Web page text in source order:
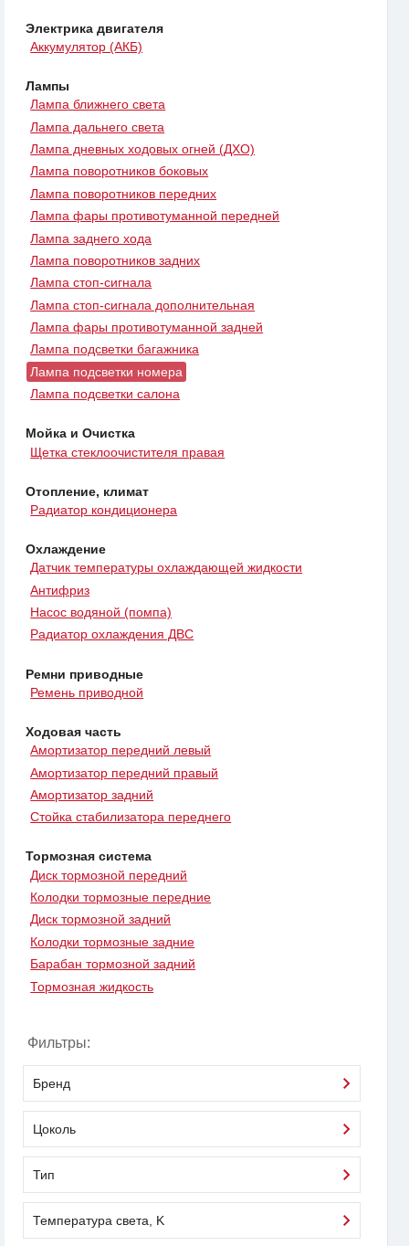
Электрика двигателя
Аккумулятор (АКБ)
Лампы
Лампа ближнего света
Лампа дальнего света
Лампа дневных ходовых огней (ДХО)
Лампа поворотников боковых
Лампа поворотников передних
Лампа фары противотуманной передней
Лампа заднего хода
Лампа поворотников задних
Лампа стоп-сигнала
Лампа стоп-сигнала дополнительная
Лампа фары противотуманной задней
Лампа подсветки багажника
Лампа подсветки номера
Лампа подсветки салона
Мойка и Очистка
Щетка стеклоочистителя правая
Отопление, климат
Радиатор кондиционера
Охлаждение
Датчик температуры охлаждающей жидкости
Антифриз
Насос водяной (помпа)
Радиатор охлаждения ДВС
Ремни приводные
Ремень приводной
Ходовая часть
Амортизатор передний левый
Амортизатор передний правый
Амортизатор задний
Стойка стабилизатора переднего
Тормозная система
Диск тормозной передний
Колодки тормозные передние
Диск тормозной задний
Колодки тормозные задние
Барабан тормозной задний
Тормозная жидкость
Фильтры:
Бренд
Цоколь
Тип
Температура света, K